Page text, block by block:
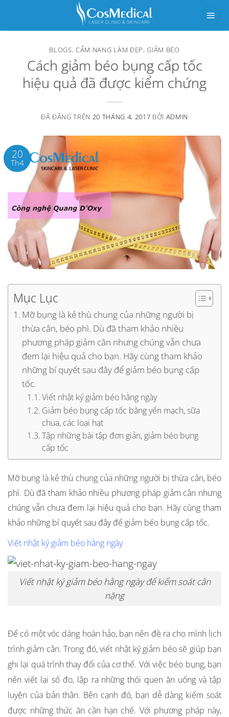
BLOGS,CẨM NANG LÀM ĐẸP,GIẢM BÉO
Cách giảm béo bụng cấp tốc
hiệu quả đã được kiểm chứng
ĐÃ ĐĂNG TRÊN 20 THÁNG 4, 2017 BỞI ADMIN
20
Th4
Mục Lục
Mỡ bụng là kẻ thù chung của những người bị
thừa cân, béo phì. Dù đã tham khảo nhiều
phương pháp giảm cân nhưng chúng vẫn chưa
đem lại hiệu quả cho bạn. Hãy cùng tham khảo
những bí quyết sau đây để giảm béo bụng cấp
tốc.
Viết nhật ký giảm béo hằng ngày
Giảm béo bụng cấp tốc bằng yến mạch, sữa
chua, các loại hạt
Tập những bài tập đơn giản, giảm béo bụng
cấp tốc
Mỡ bụng là kẻ thù chung của những người bị thừa cân, béo
phì. Dù đã tham khảo nhiều phương pháp giảm cân nhưng
chúng vẫn chưa đem lại hiệu quả cho bạn. Hãy cùng tham
khảo những bí quyết sau đây để giảm béo bụng cấp tốc.
Viết nhật ký giảm béo hằng ngày
Viết nhật ký giảm béo hằng ngày để kiểm soát cân
nặng
Để có một vóc dáng hoàn hảo, bạn nên đề ra cho mình lịch
trình giảm cân. Trong đó, viết nhật ký giảm béo sẽ giúp bạn
ghi lại quá trình thay đổi của cơ thể. Với việc béo bụng, bạn
nên viết lại số đo, lập ra những thói quen ăn uống và tập
luyện của bản thân. Bên cạnh đó, bạn dễ dàng kiểm soát
được những thức ăn cần hạn chế. Với phương pháp này,